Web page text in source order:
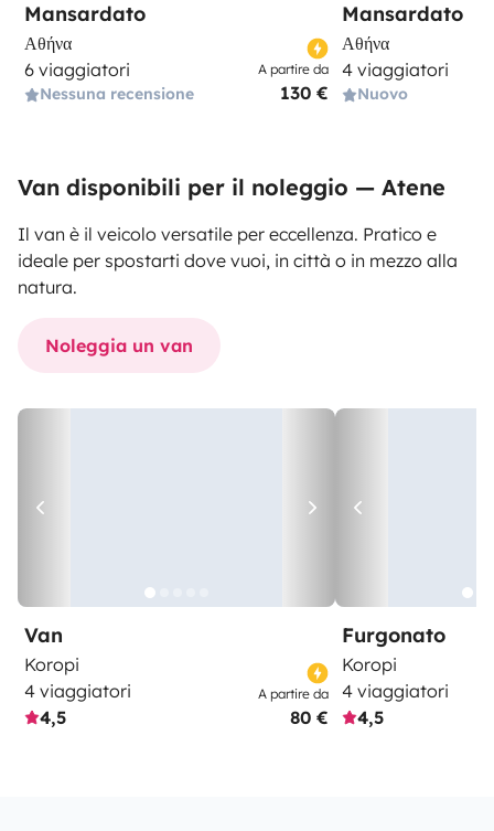
Mansardato
Αθήνα
6 viaggiatori
Nessuna recensione
A partire da
130 €
Mansardato
Αθήνα
4 viaggiatori
Nuovo
Van disponibili per il noleggio — Atene
Il van è il veicolo versatile per eccellenza. Pratico e
ideale per spostarti dove vuoi, in città o in mezzo alla
natura.
Noleggia un van
Van
Koropi
4 viaggiatori
4,5
A partire da
80 €
Furgonato
Koropi
4 viaggiatori
4,5